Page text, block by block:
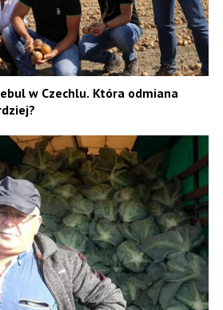
w Czechlu. Która odmiana